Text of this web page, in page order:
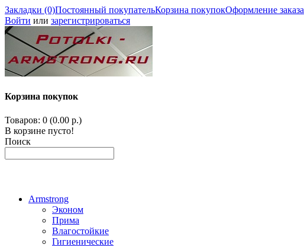
Закладки (0)Постоянный покупательКорзина покупокОформление заказа
Войти или зарегистрироваться
Корзина покупок
Товаров: 0 (0.00 р.)
В корзине пусто!
Поиск
Armstrong
Эконом
Прима
Влагостойкие
Гигиенические